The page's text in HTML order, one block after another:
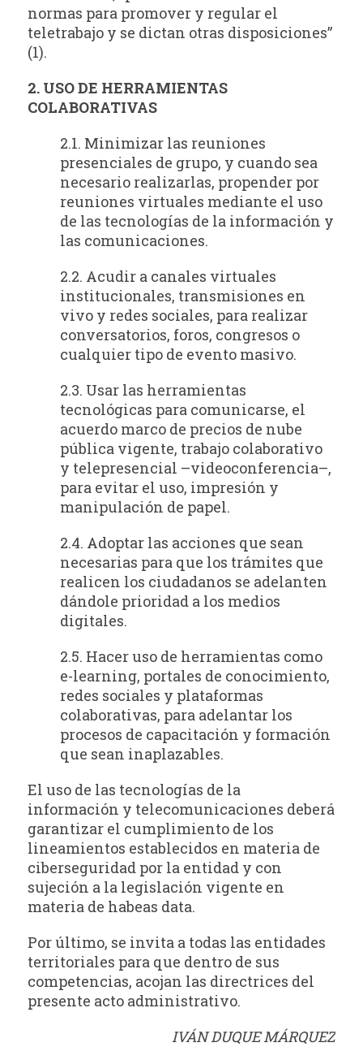
normas para promover y regular el
teletrabajo y se dictan otras disposiciones”
(1).
2. USO DE HERRAMIENTAS
COLABORATIVAS
2.1. Minimizar las reuniones
presenciales de grupo, y cuando sea
necesario realizarlas, propender por
reuniones virtuales mediante el uso
de las tecnologías de la información y
las comunicaciones.
2.2. Acudir a canales virtuales
institucionales, transmisiones en
vivo y redes sociales, para realizar
conversatorios, foros, congresos o
cualquier tipo de evento masivo.
2.3. Usar las herramientas
tecnológicas para comunicarse, el
acuerdo marco de precios de nube
pública vigente, trabajo colaborativo
y telepresencial –videoconferencia–,
para evitar el uso, impresión y
manipulación de papel.
2.4. Adoptar las acciones que sean
necesarias para que los trámites que
realicen los ciudadanos se adelanten
dándole prioridad a los medios
digitales.
2.5. Hacer uso de herramientas como
e-learning, portales de conocimiento,
redes sociales y plataformas
colaborativas, para adelantar los
procesos de capacitación y formación
que sean inaplazables.
El uso de las tecnologías de la
información y telecomunicaciones deberá
garantizar el cumplimiento de los
lineamientos establecidos en materia de
ciberseguridad por la entidad y con
sujeción a la legislación vigente en
materia de habeas data.
Por último, se invita a todas las entidades
territoriales para que dentro de sus
competencias, acojan las directrices del
presente acto administrativo.
IVÁN DUQUE MÁRQUEZ